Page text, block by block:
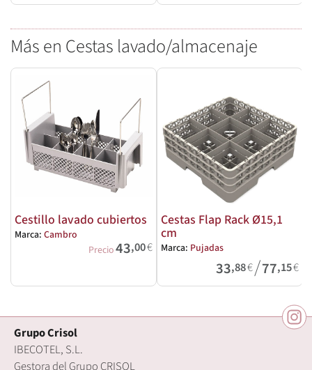
Más en Cestas lavado/almacenaje
Cestillo lavado cubiertos
Marca: Cambro
Precio43,00€
Cestas Flap Rack Ø15,1
cm
Marca: Pujadas
33,88€/77,15€
Grupo Crisol
IBECOTEL, S.L.
Gestora del Grupo CRISOL